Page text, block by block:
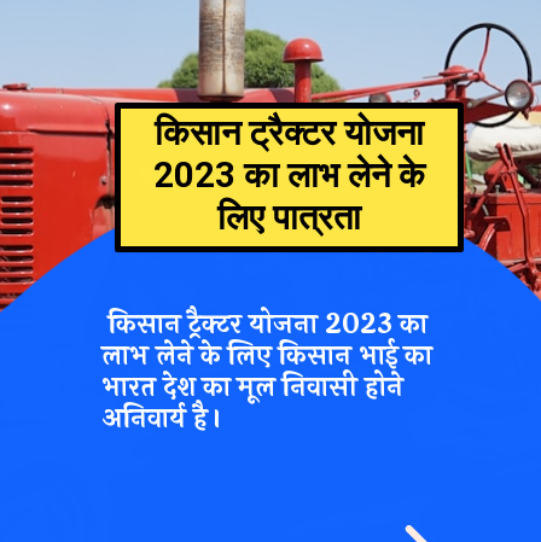
किसान ट्रैक्टर योजना
2023 का लाभ लेने के
लिए पात्रता
किसान ट्रैक्टर योजना 2023का
लाभ लेने के लिए किसान भाई का
भारत देश का मूल निवासी होने
अनिवार्य है।